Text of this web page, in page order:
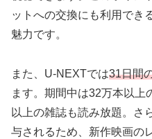
ットへの交換にも利用でき
魅力です。
また、U-NEXTでは31日間
ます。期間中は32万本以上
以上の雑誌も読み放題。さ
与されるため、新作映画の